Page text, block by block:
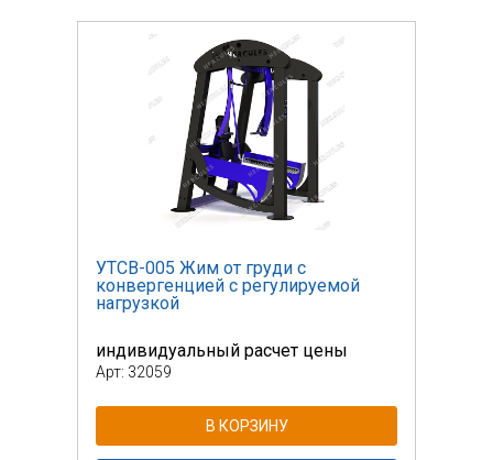
УТСВ-005 Жим от груди с
конвергенцией с регулируемой
нагрузкой
индивидуальный расчет цены
Арт: 32059
В КОРЗИНУ